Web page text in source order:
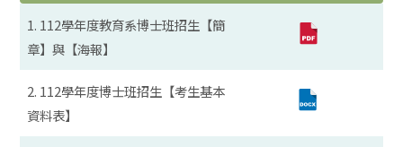
1. 112學年度教育系博士班招生【簡
章】與【海報】
2. 112學年度博士班招生【考生基本
資料表】